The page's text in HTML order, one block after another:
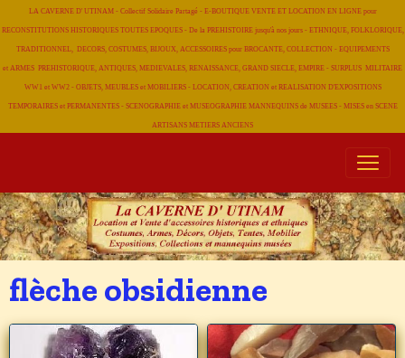
LA CAVERNE D' UTINAM - Collectif Solidaire Partagé - E-BOUTIQUE VENTE ET LOCATION EN LIGNE pour
RECONSTITUTIONS HISTORIQUES TOUTES EPOQUES - De la PREHISTOIRE jusqu'à nos jours - ETHNIQUE, FOLKLORIQUE,
TRADITIONNEL, DECORS, COSTUMES, BIJOUX, ACCESSOIRES pour BROCANTE, COLLECTION - EQUIPEMENTS
et ARMES PREHISTORIQUE, ANTIQUES, MEDIEVALES, RENAISSANCE, GRAND SIECLE, EMPIRE - SURPLUS MILITAIRE
WW1 et WW2 - OBJETS, MEUBLES et MOBILIERS - LOCATION, CREATION et REALISATION D'EXPOSITIONS
TEMPORAIRES et PERMANENTES - SCENOGRAPHIE et MUSEOGRAPHIE MANNEQUINS de MUSEES - MISES en SCENE
ARTISANS METIERS ANCIENS
flèche obsidienne